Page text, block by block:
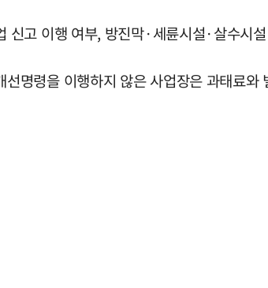
신고 이행 여부, 방진막·세륜시설·살수시
명령을 이행하지 않은 사업장은 과태료